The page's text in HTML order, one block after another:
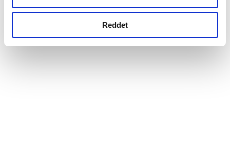
Metnimizi ziyaret edebilirsiniz.
okumak ve sitemizi ziyaretiniz kapsamında
Reddet